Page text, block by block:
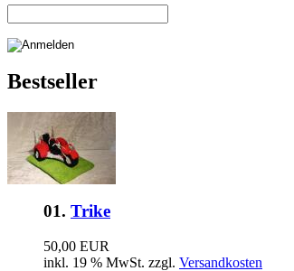
Bestseller
01. Trike
50,00 EUR
inkl. 19 % MwSt. zzgl. Versandkosten